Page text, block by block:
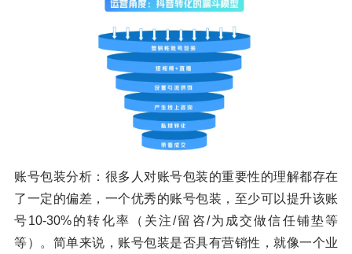
账号包装分析：很多人对账号包装的重要性的理解都存在
了一定的偏差，一个优秀的账号包装，至少可以提升该账
号10-30%的转化率（关注/留咨/为成交做信任铺垫等
等）。简单来说，账号包装是否具有营销性，就像一个业